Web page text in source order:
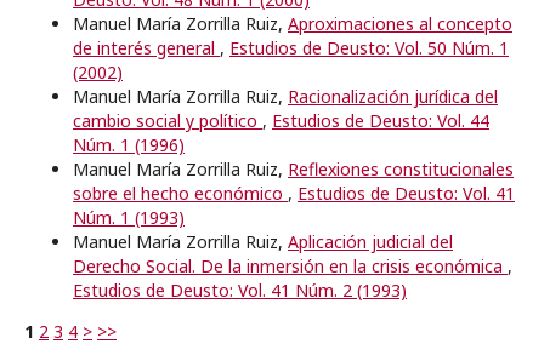
Manuel María Zorrilla Ruiz, Aproximaciones al concepto
de interés general , Estudios de Deusto: Vol. 50 Núm. 1
(2002)
Manuel María Zorrilla Ruiz, Racionalización jurídica del
cambio social y político , Estudios de Deusto: Vol. 44
Núm. 1 (1996)
Manuel María Zorrilla Ruiz, Reflexiones constitucionales
sobre el hecho económico , Estudios de Deusto: Vol. 41
Núm. 1 (1993)
Manuel María Zorrilla Ruiz, Aplicación judicial del
Derecho Social. De la inmersión en la crisis económica ,
Estudios de Deusto: Vol. 41 Núm. 2 (1993)
1 2 3 4 > >>